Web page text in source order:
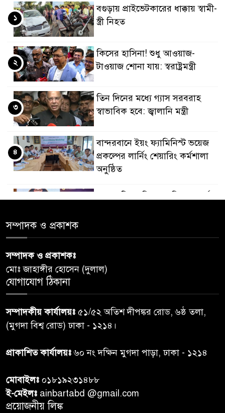
বগুড়ায় প্রাইভেটকারের ধাক্কায় স্বামী-
স্ত্রী নিহত
১
কিসের হাসিনা! শুধু আওয়াজ-
টাওয়াজ শোনা যায়: স্বরাষ্ট্রমন্ত্রী
২
তিন দিনের মধ্যে গ্যাস সরবরাহ
স্বাভাবিক হবে: জ্বালানি মন্ত্রী
৩
বান্দরবানে ইয়ং ফ্যামিনিস্ট ভয়েজ
প্রকল্পের লার্নিং শেয়ারিং কর্মশালা
অনুষ্ঠিত
৪
পেশ
৬
তদন্ত শেষ পর্যায়ে, দ্রুত চার্জশিট
৭
রাতের মধ্যে ঢাকাসহ ১০ অঞ্চলে
ঝড়বৃষ্টির পূর্বাভাস
৮
প্রধানমন্ত্রীর সঙ্গে দেখা করে স্বপ্নপূরণ
৯
সম্পাদক ও প্রকাশক
সম্পাদক ও প্রকাশকঃ
মোঃ জাহাঙ্গীর হোসেন (দুলাল)
যোগাযোগ ঠিকানা
সম্পাদকীয় কার্যালয়ঃ ৫১/৫২ অতিশ দীপঙ্কর রোড, ৬ষ্ঠ তলা,
(মুগদা বিশ্ব রোড) ঢাকা - ১২১৪।
প্রাকাশিত কার্যালয়ঃ৬০ নং দক্ষিন মুগদা পাড়া, ঢাকা - ১২১৪
মোবাইলঃ ০১৮১৯২৩১৪৮৮
ই-মেইলঃ ainbartabd @gmail.com
প্রয়োজনীয় লিঙ্ক